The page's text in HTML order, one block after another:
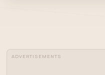
ADVERTISEMENTS